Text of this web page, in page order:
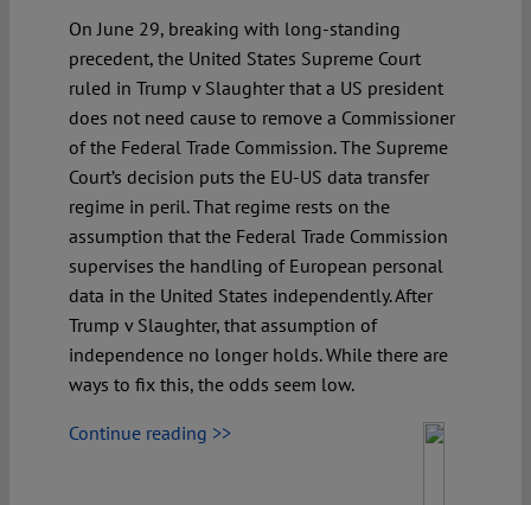
On June 29, breaking with long-standing
precedent, the United States Supreme Court
ruled in Trump v Slaughter that a US president
does not need cause to remove a Commissioner
of the Federal Trade Commission. The Supreme
Court’s decision puts the EU-US data transfer
regime in peril. That regime rests on the
assumption that the Federal Trade Commission
supervises the handling of European personal
data in the United States independently. After
Trump v Slaughter, that assumption of
independence no longer holds. While there are
ways to fix this, the odds seem low.
Continue reading >>